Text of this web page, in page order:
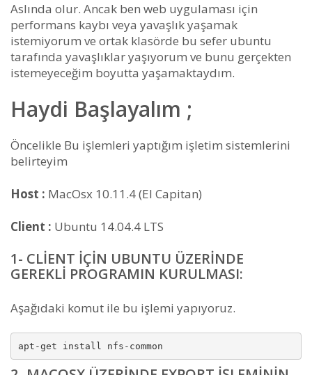
Aslında olur. Ancak ben web uygulaması için
performans kaybı veya yavaşlık yaşamak
istemiyorum ve ortak klasörde bu sefer ubuntu
tarafında yavaşlıklar yaşıyorum ve bunu gerçekten
istemeyeceğim boyutta yaşamaktaydım.
Haydi Başlayalım ;
Öncelikle Bu işlemleri yaptığım işletim sistemlerini
belirteyim
Host : MacOsx 10.11.4 (El Capitan)
Client : Ubuntu 14.04.4 LTS
1- CLIENT IÇIN UBUNTU ÜZERINDE
GEREKLI PROGRAMIN KURULMASI:
Aşağıdaki komut ile bu işlemi yapıyoruz.
apt-get install nfs-common